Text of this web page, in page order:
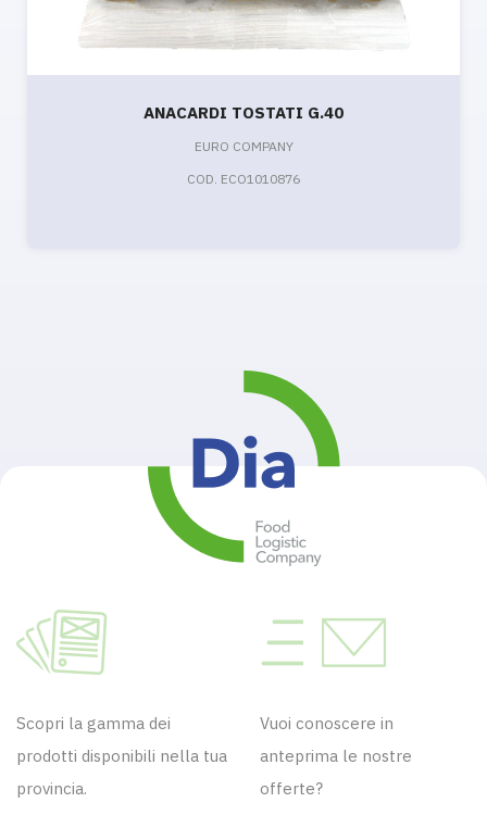
ANACARDI TOSTATI G.40
EURO COMPANY
COD. ECO1010876
Scopri la gamma dei
prodotti disponibili nella tua
provincia.
Vuoi conoscere in
anteprima le nostre
offerte?